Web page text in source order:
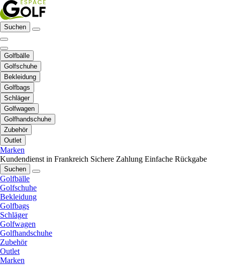
Suchen
Golfbälle
Golfschuhe
Bekleidung
Golfbags
Schläger
Golfwagen
Golfhandschuhe
Zubehör
Outlet
Marken
Kundendienst in Frankreich Sichere Zahlung Einfache Rückgabe
Suchen
Golfbälle
Golfschuhe
Bekleidung
Golfbags
Schläger
Golfwagen
Golfhandschuhe
Zubehör
Outlet
Marken